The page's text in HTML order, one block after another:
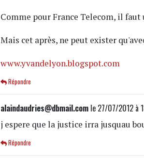
Comme pour France Telecom, il faut
Mais cet après, ne peut exister
www.yvandelyon.blogspot.com
Répondre
alaindaudries@dbmail.com le 27/07/2012 à
j espere que la justice irra jusquau
Répondre